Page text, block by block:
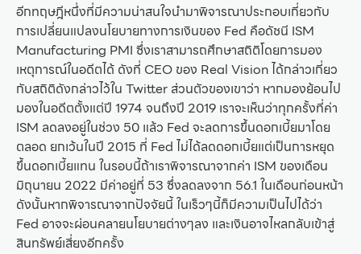
อีกทฤษฎีหนึ่งที่มีความน่าสนใจนำมาพิจารณาประกอบเกี่ยวกับ
การเปลี่ยนแปลงนโยบายทางการเงินของ Fed คือดัชนี ISM
Manufacturing PMI ซึ่งเราสามารถศึกษาสถิติโดยการมอง
เหตุการณ์ในอดีตได้ ดังที่ CEO ของ Real Vision ได้กล่าวเกี่ยว
กับสถิติดังกล่าวไว้ใน Twitter ส่วนตัวของเขาว่า หากมองย้อนไป
มองในอดีตตั้งแต่ปี 1974 จนถึงปี 2019 เราจะเห็นว่าทุกครั้งที่ค่า
ISM ลดลงอยู่ในช่วง 50 แล้ว Fed จะลดการขึ้นดอกเบี้ยมาโดย
ตลอด ยกเว้นในปี 2015 ที่ Fed ไม่ได้ลดดอกเบี้ยแต่เป็นการหยุด
ขึ้นดอกเบี้ยแทน ในรอบนี้ถ้าเราพิจารณาจากค่า ISM ของเดือน
มิถุนายน 2022 มีค่าอยู่ที่ 53 ซึ่งลดลงจาก 56.1 ในเดือนก่อนหน้า
ดังนั้นหากพิจารณาจากปัจจัยนี้ ในเร็วๆนี้ก็มีความเป็นไปได้ว่า
Fed อาจจะผ่อนคลายนโยบายต่างๆลง และเงินอาจไหลกลับเข้าสู่
สินทรัพย์เสี่ยงอีกครั้ง